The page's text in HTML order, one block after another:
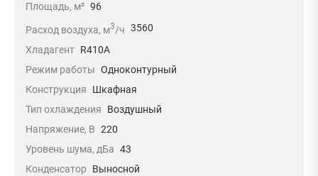
Площадь, м² 96
Расход воздуха, м3/ч 3560
Хладагент R410A
Режим работы Одноконтурный
Конструкция
Шкафная
Тип охлаждения
Воздушный
Напряжение, В 220
Уровень шума, дБа 43
Конденсатор
Выносной